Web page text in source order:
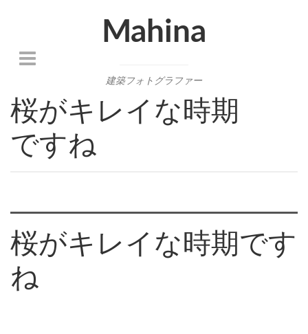
Mahina
建築フォトグラファー
桜がキレイな時期
ですね
桜がキレイな時期です
ね